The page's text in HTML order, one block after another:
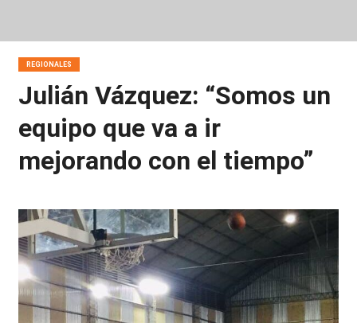
REGIONALES
Julián Vázquez: “Somos un
equipo que va a ir
mejorando con el tiempo”